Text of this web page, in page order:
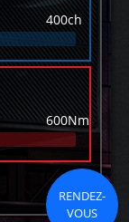
400ch
600Nm
RENDEZ-
VOUS